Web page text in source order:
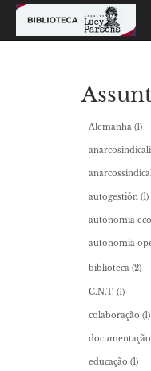
Alemanha (1)
autogestión (1)
autonomia
autonomia
biblioteca (2)
C.N.T. (1)
colaboração (1)
documentação
educação (1)